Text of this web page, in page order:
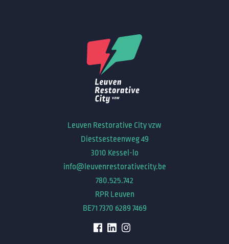
Leuven Restorative City vzw
Diestsesteenweg 49
3010 Kessel-lo
info@leuvenrestorativecity.be
780.525.742
RPR Leuven
BE71 7370 6289 7469